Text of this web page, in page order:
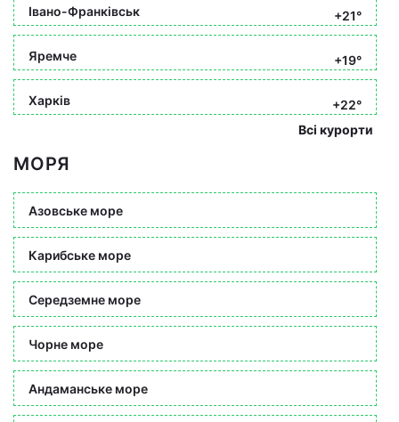
Івано-Франківськ +21°
Яремче +19°
Харків
+22°
Всі курорти
МОРЯ
Азовське море
Карибське море
Середземне море
Чорне море
Андаманське море